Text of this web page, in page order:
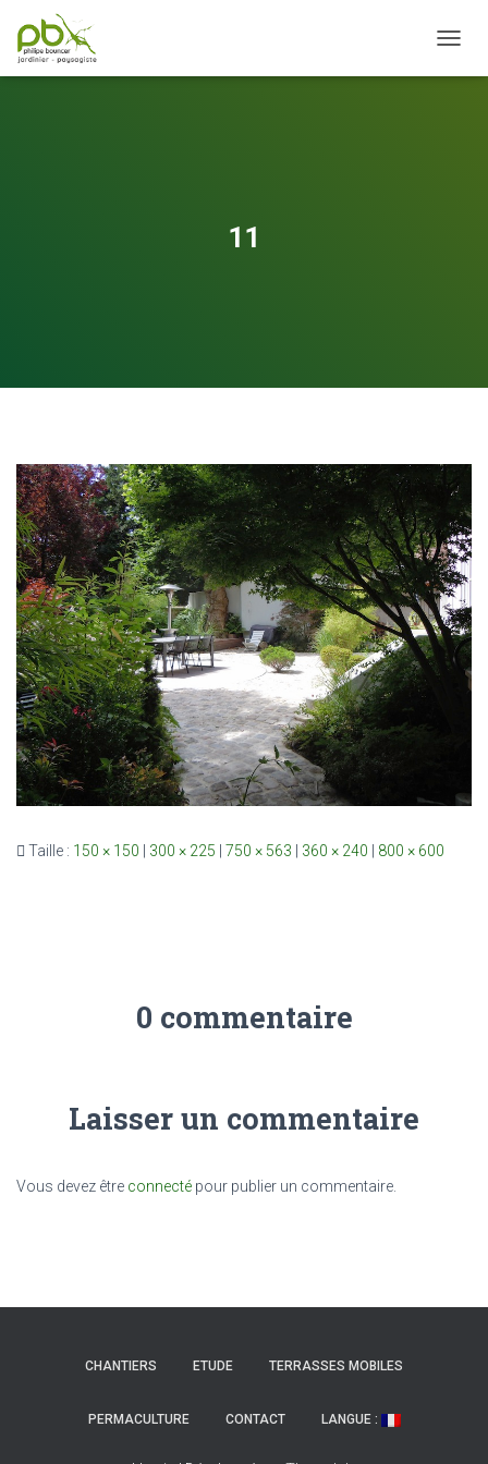
11
Taille : 150 × 150 | 300 × 225 | 750 × 563 | 360 × 240 | 800 × 600
0 commentaire
Laisser un commentaire
Vous devez être connecté pour publier un commentaire.
CHANTIERS ETUDE TERRASSES MOBILES
PERMACULTURE CONTACT LANGUE :